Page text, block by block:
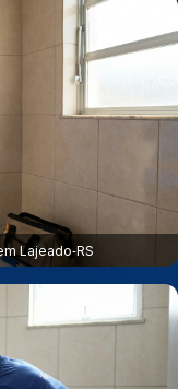
Lajeado‑RS